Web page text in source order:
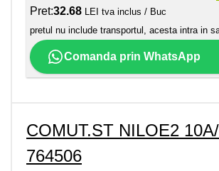
Pret:32.68 LEI tva inclus / Buc
pretul nu include transportul, acesta intra in
Comanda prin WhatsApp
COMUT.ST NILOE2
764506